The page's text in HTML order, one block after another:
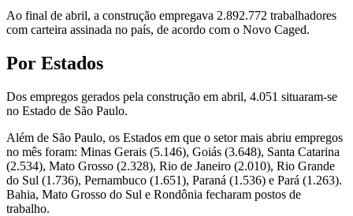
Ao final de abril, a construção empregava 2.892.772 trabalhadores
com carteira assinada no país, de acordo com o Novo Caged.
Por Estados
Dos empregos gerados pela construção em abril, 4.051 situaram-se
no Estado de São Paulo.
Além de São Paulo, os Estados em que o setor mais abriu empregos
no mês foram: Minas Gerais (5.146), Goiás (3.648), Santa Catarina
(2.534), Mato Grosso (2.328), Rio de Janeiro (2.010), Rio Grande
do Sul (1.736), Pernambuco (1.651), Paraná (1.536) e Pará (1.263).
Bahia, Mato Grosso do Sul e Rondônia fecharam postos de
trabalho.